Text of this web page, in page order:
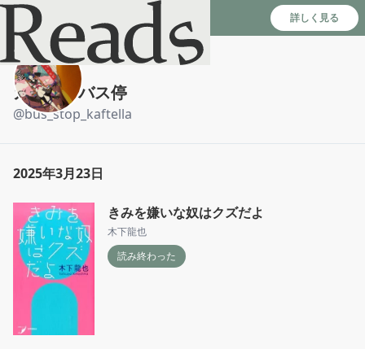
Reads - 読書のSNS＆記録アプリ 詳しく見る
カフテラバス停
@bus_stop_kaftella
2025年3月23日
きみを嫌いな奴はクズだよ
木下龍也
読み終わった